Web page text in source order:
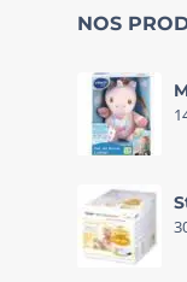
NOS